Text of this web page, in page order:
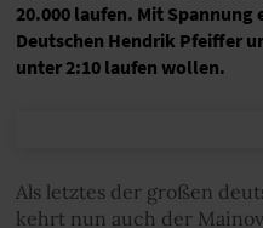
20.000 laufen. Mit
Deutschen Hendrik Pfeiffer
unter 2:10 laufen wollen.
Als letztes der großen
kehrt nun auch der